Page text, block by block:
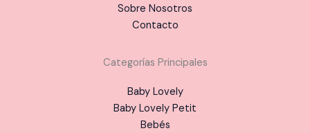
Sobre Nosotros
Contacto
Categorías Principales
Baby Lovely
Baby Lovely Petit
Bebés